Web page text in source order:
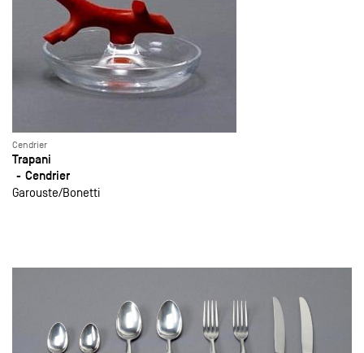
Cendrier
Trapani
Cendrier
Garouste Bonetti